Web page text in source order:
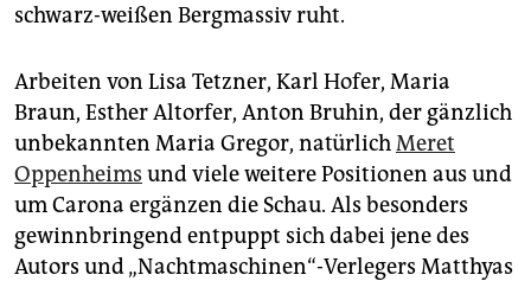
schwarz-weißen Bergmassiv ruht.
Arbeiten von Lisa Tetzner, Karl Hofer, Maria
Braun, Esther Altorfer, Anton Bruhin, der gänzlich
unbekannten Maria Gregor, natürlichMeret
Oppenheims und viele weitere Positionen aus und
um Carona ergänzen die Schau. Als besonders
gewinnbringend entpuppt sich dabei jene des
Autors und „Nachtmaschinen“-Verlegers Matthyas